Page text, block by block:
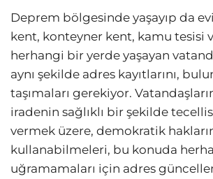
Deprem bölgesinde yaşayıp da evi
kent, konteyner kent, kamu tesisi
herhangi bir yerde yaşayan
aynı şekilde adres kayıtlarını,
taşımaları gerekiyor.
iradenin sağlıklı bir şekilde
vermek üzere, demokratik
kullanabilmeleri, bu konuda
uğramamaları için adres